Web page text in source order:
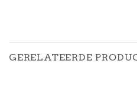
GERELATEERDE